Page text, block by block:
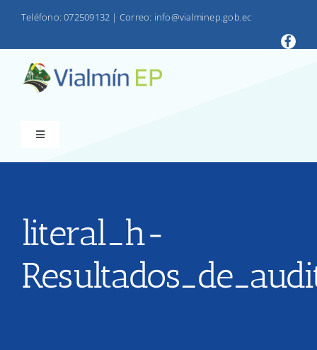
Teléfono: 072509132 | Correo: info@vialminep.gob.ec
Toggle
Navigation
VIALMIN
PRODUCTOS
literal_h-